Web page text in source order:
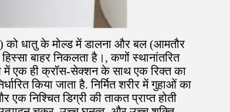
को धातु के मोल्ड में डालना और बल (आमतौर
बाहर निकलता है।, कणों स्थानांतरित
एक ही क्रॉस-सेक्शन के साथ एक रिक्त का
किया जाता है. निर्मित शरीर में गुहाओं का
निश्चित डिग्री की ताकत प्राप्त होती